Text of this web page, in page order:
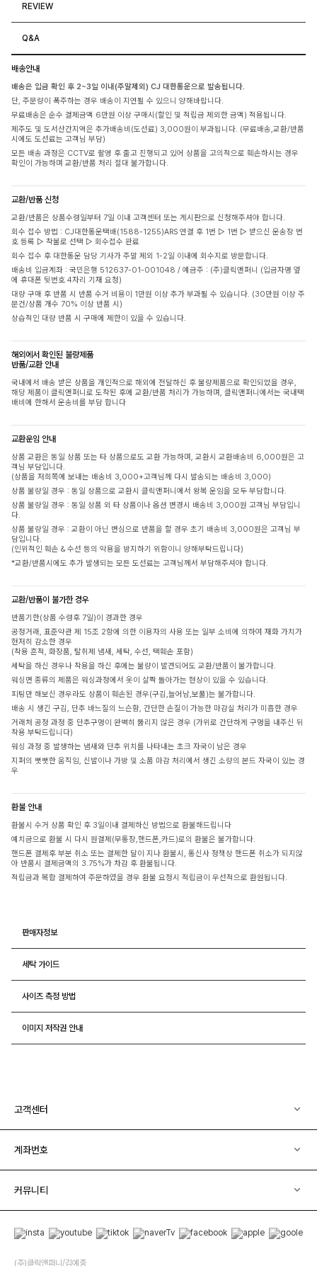
REVIEW
Q&A
배송안내
배송은 입금 확인 후 2~3일 이내(주말제외) CJ 대한통운으로 발송됩니다.
단, 주문량이 폭주하는 경우 배송이 지연될 수 있으니 양해바랍니다.
무료배송은 순수 결제금액 6만원 이상 구매시(할인 및 적립금 제외한 금액) 적용됩니다.
제주도 및 도서산간지역은 추가배송비(도선료) 3,000원이 부과됩니다. (무료배송,교환/반품
시에도 도선료는 고객님 부담)
모든 배송 과정은 CCTV로 촬영 후 출고 진행되고 있어 상품을 고의적으로 훼손하시는 경우
확인이 가능하며 교환/반품 처리 절대 불가합니다.
교환/반품 신청
교환/반품은 상품수령일부터 7일 이내 고객센터 또는 게시판으로 신청해주셔야 합니다.
회수 접수 방법 : CJ대한통운택배(1588-1255)ARS 연결 후 1번 ▷ 1번 ▷ 받으신 운송장 번
호 등록 ▷ 착불로 선택 ▷ 회수접수 완료
회수 접수 후 대한통운 담당 기사가 주말 제외 1-2일 이내에 회수지로 방문합니다.
배송비 입금계좌 : 국민은행 512637-01-001048 / 예금주 : (주)클릭앤퍼니 (입금자명 옆
에 휴대폰 뒷번호 4자리 기재 요청)
대량 구매 후 반품 시 반품 수거 비용이 1만원 이상 추가 부과될 수 있습니다. (30만원 이상 주
문건/상품 개수 70% 이상 반품 시)
상습적인 대량 반품 시 구매에 제한이 있을 수 있습니다.
해외에서 확인된 불량제품
반품/교환 안내
국내에서 배송 받은 상품을 개인적으로 해외에 전달하신 후 불량제품으로 확인되었을 경우,
해당 제품이 클릭앤퍼니로 도착된 후에 교환/반품 처리가 가능하며, 클릭앤퍼니에서는 국내택
배비에 한해서 운송비를 부담 합니다
교환운임 안내
상품 교환은 동일 상품 또는 타 상품으로도 교환 가능하며, 교환시 교환배송비 6,000원은 고
객님 부담입니다.
(상품을 저희쪽에 보내는 배송비 3,000+고객님께 다시 발송되는 배송비 3,000)
상품 불량일 경우 : 동일 상품으로 교환시 클릭앤퍼니에서 왕복 운임을 모두 부담합니다.
상품 불량일 경우 : 동일 상품 외 타 상품이나 옵션 변경시 배송비 3,000원 고객님 부담입니
다.
상품 불량일 경우 : 교환이 아닌 변심으로 반품을 할 경우 초기 배송비 3,000원은 고객님 부
담입니다.
(인위적인 훼손 & 수선 등의 악용을 방지하기 위함이니 양해부탁드립니다)
*교환/반품시에도 추가 발생되는 모든 도선료는 고객님께서 부담해주셔야 합니다.
교환/반품이 불가한 경우
반품기한(상품 수령후 7일)이 경과한 경우
공정거래, 표준약관 제 15조 2항에 의한 이용자의 사용 또는 일부 소비에 의하여 재화 가치가
현저히 감소한 경우
(착용 흔적, 화장품, 탈취제 냄새, 세탁, 수선, 택훼손 포함)
세탁을 하신 경우나 착용을 하신 후에는 불량이 발견되어도 교환/반품이 불가합니다.
워싱면 종류의 제품은 워싱과정에서 옷이 살짝 돌아가는 현상이 있을 수 있습니다.
피팅만 해보신 경우라도 상품이 훼손된 경우(구김,늘어남,보풀)는 불가합니다.
배송 시 생긴 구김, 단추 바느질의 느슨함, 간단한 손질이 가능한 마감실 처리가 미흡한 경우
거래처 공정 과정 중 단추구멍이 완벽히 뚫리지 않은 경우 (가위로 간단하게 구멍을 내주신 뒤
착용 부탁드립니다)
워싱 과정 중 발생하는 냄새와 단추 위치를 나타내는 초크 자국이 남은 경우
지퍼의 뻣뻣한 움직임, 신발이나 가방 및 소품 마감 처리에서 생긴 소량의 본드 자국이 있는 경
우
환불 안내
환불시 수거 상품 확인 후 3일이내 결제하신 방법으로 환불해드립니다
예치금으로 환불 시 다시 원결제(무통장,핸드폰,카드)로의 환불은 불가합니다.
핸드폰 결제후 부분 취소 또는 결제한 달이 지나 환불시, 통신사 정책상 핸드폰 취소가 되지않
아 반품시 결제금액의 3.75%가 차감 후 환불됩니다.
적립금과 복합 결제하여 주문하였을 경우 환불 요청시 적립금이 우선적으로 환원됩니다.
판매자정보
세탁 가이드
사이즈 측정 방법
이미지 저작권 안내
고객센터
계좌번호
커뮤니티
(주)클릭앤퍼니/김예중